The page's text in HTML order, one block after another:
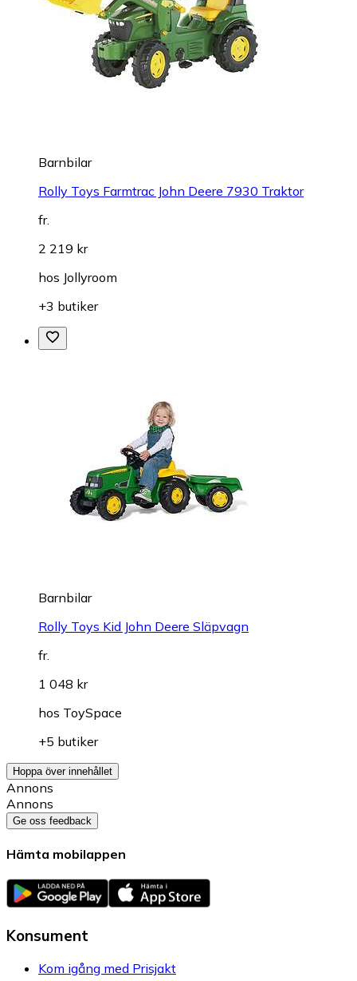
Barnbilar
Rolly Toys Farmtrac John Deere 7930 Traktor
fr.
2 219 kr
hos Jollyroom
+3 butiker
Barnbilar
Rolly Toys Kid John Deere Släpvagn
fr.
1 048 kr
hos ToySpace
+5 butiker
Hoppa över innehållet
Annons
Annons
Ge oss feedback
Hämta mobilappen
Konsument
Kom igång med Prisjakt